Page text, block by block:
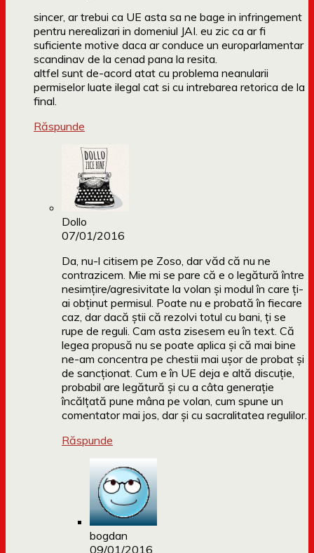
sincer, ar trebui ca UE asta sa ne bage in infringement
pentru nerealizari in domeniul JAI. eu zic ca ar fi
suficiente motive daca ar conduce un europarlamentar
scandinav de la cenad pana la resita.
altfel sunt de-acord atat cu problema neanularii
permiselor luate ilegal cat si cu intrebarea retorica de la
final.
Răspunde
Dollo
07/01/2016
Da, nu-l citisem pe Zoso, dar văd că nu ne
contrazicem. Mie mi se pare că e o legătură între
nesimțire/agresivitate la volan și modul în care ți-
ai obținut permisul. Poate nu e probată în fiecare
caz, dar dacă știi că rezolvi totul cu bani, ți se
rupe de reguli. Cam asta zisesem eu în text. Că
legea propusă nu se poate aplica și că mai bine
ne-am concentra pe chestii mai ușor de probat și
de sancționat. Cum e în UE deja e altă discuție,
probabil are legătură și cu a câta generație
încălțată pune mâna pe volan, cum spune un
comentator mai jos, dar și cu sacralitatea regulilor.
Răspunde
bogdan
09/01/2016